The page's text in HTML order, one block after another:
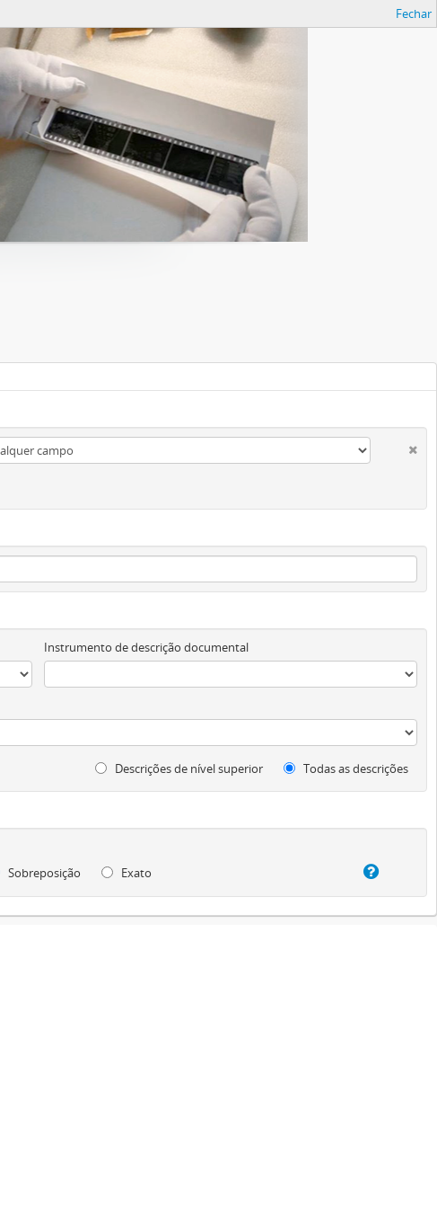
Fechar
Instrumento de descrição documental
Descrições de nível superior Todas as descrições
Sobreposição
Exato